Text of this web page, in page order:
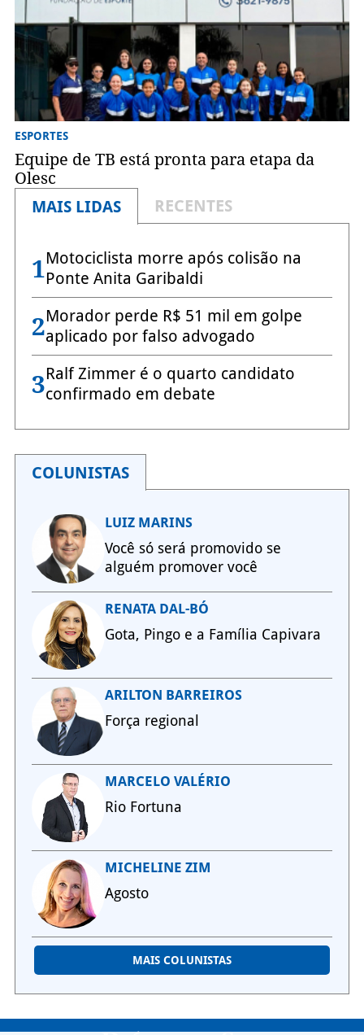
ESPORTES
Equipe de TB está pronta para etapa da
Olesc
MAIS LIDAS
RECENTES
1Motociclista morre após colisão na
Ponte Anita Garibaldi
2Morador perde R$ 51 mil em golpe
aplicado por falso advogado
3Ralf Zimmer é o quarto candidato
confirmado em debate
COLUNISTAS
LUIZ MARINS
Você só será promovido se
alguém promover você
RENATA DAL-BÓ
Gota, Pingo e a Família Capivara
ARILTON BARREIROS
Força regional
MARCELO VALÉRIO
Rio Fortuna
MICHELINE ZIM
Agosto
MAIS COLUNISTAS